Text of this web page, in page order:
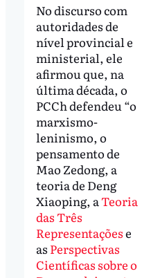
No discurso com
autoridades de
nível provincial e
ministerial, ele
afirmou que, na
última década, o
PCCh defendeu “o
marxismo-
leninismo, o
pensamento de
Mao Zedong, a
teoria de Deng
Xiaoping, aTeoria
das Três
Representaçõese
as Perspectivas
Científicas sobre o